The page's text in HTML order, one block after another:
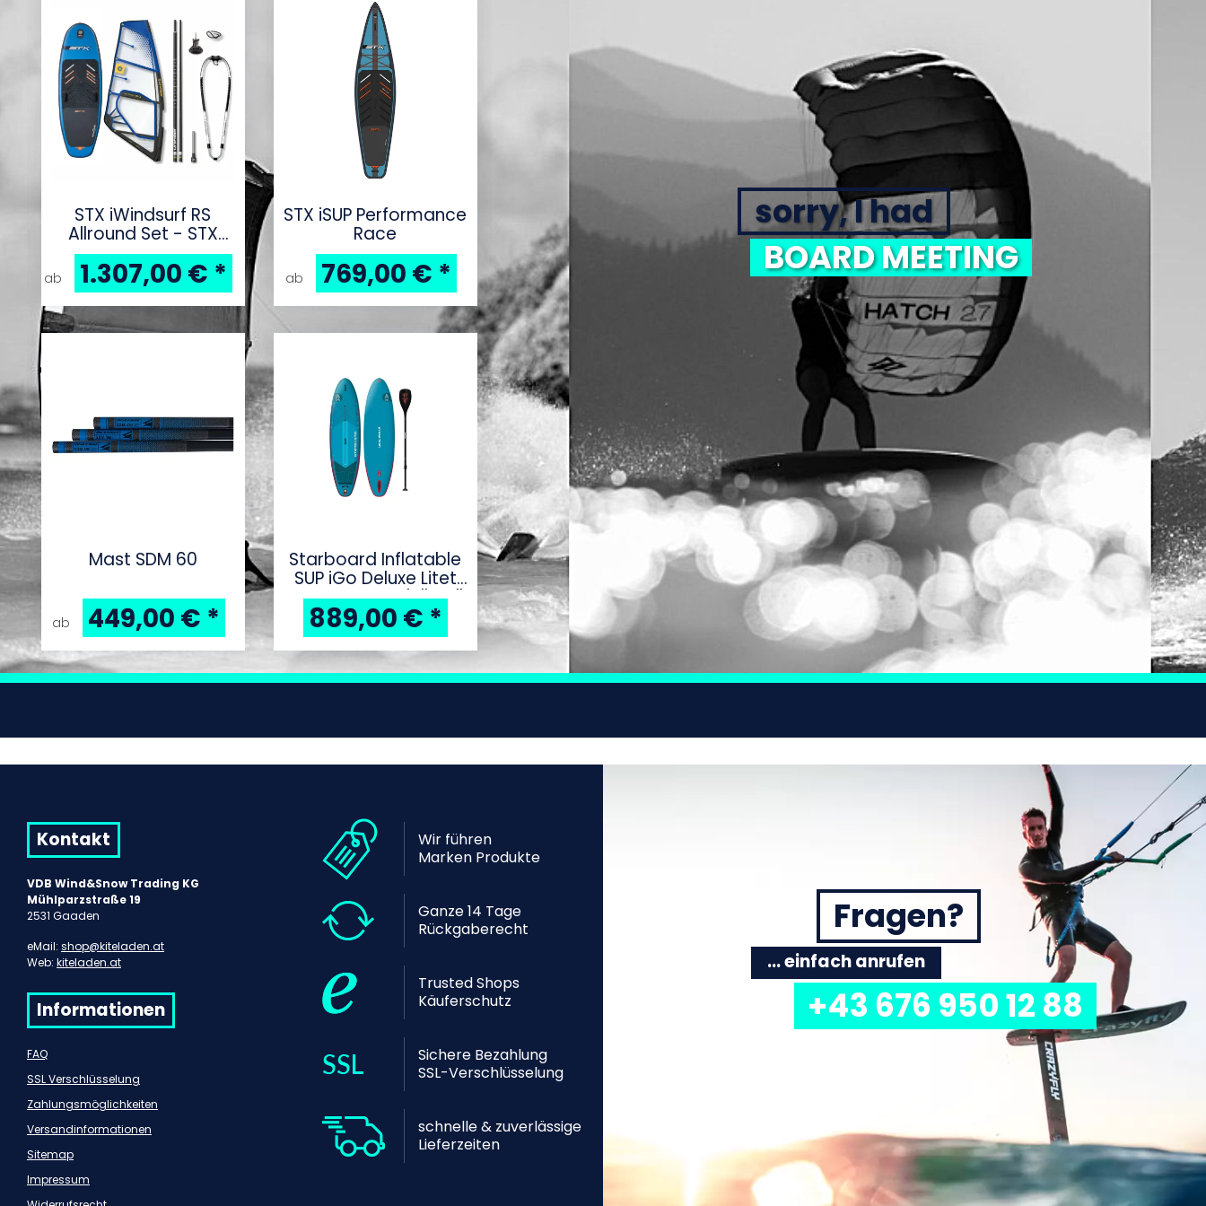
STX iWindsurf RS
Allround Set - STX
280L plus STX Power
HD Dacron komplett
Rigg
ab 1.307,00 € *
STX iSUP Performance
Race
ab 769,00 € *
Mast SDM 60
ab 449,00 € *
Starboard Inflatable
SUP iGo Deluxe Litet
with Paddle 10'8''x33''
889,00 € *
sorry, I had
BOARD MEETING
Kontakt
VDB Wind&Snow Trading KG
Mühlparzstraße 19
2531 Gaaden
eMail: shop@kiteladen.at
Web: kiteladen.at
Informationen
FAQ
SSL Verschlüsselung
Zahlungsmöglichkeiten
Versandinformationen
Sitemap
Impressum
Wir führen
Marken Produkte
Ganze 14 Tage
Rückgaberecht
Trusted Shops
Käuferschutz
Sichere Bezahlung
SSL-Verschlüsselung
schnelle & zuverlässige
Lieferzeiten
Fragen?
... einfach anrufen
+43 676 950 12 88